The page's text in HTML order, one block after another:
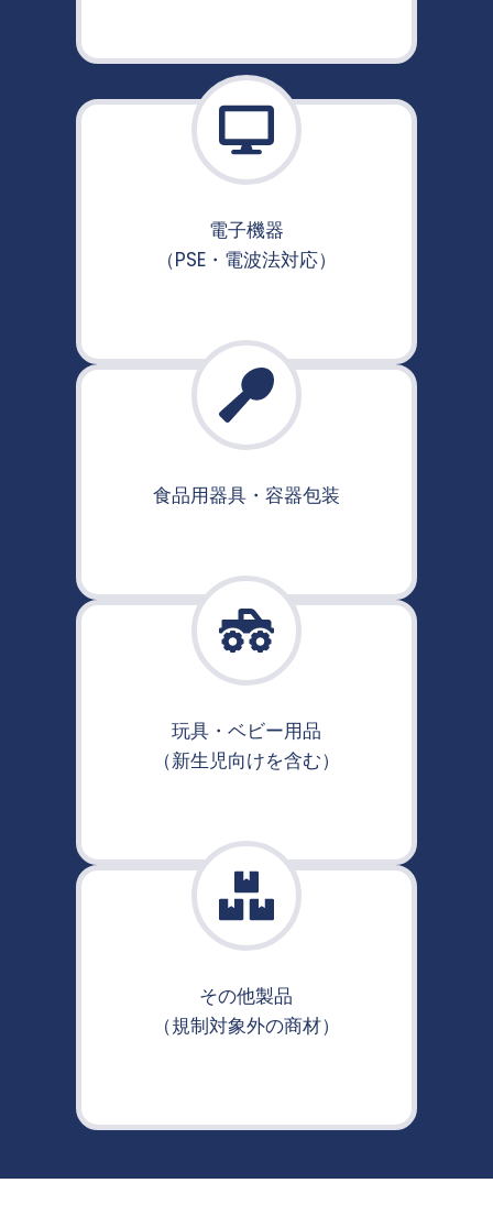
電子機器
（PSE・電波法対応）
食品用器具・容器包装
玩具・ベビー用品
（新生児向けを含む）
その他製品
（規制対象外の商材）